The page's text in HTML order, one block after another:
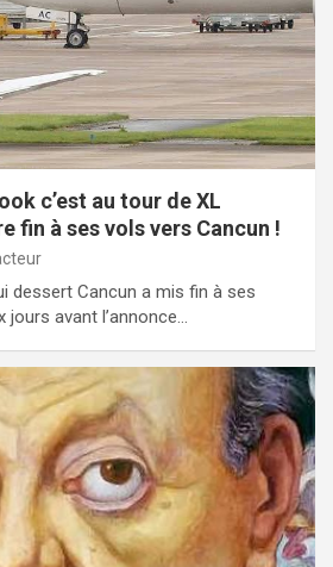
c’est au tour de XL
fin à ses vols vers Cancun !
dessert Cancun a mis fin à ses
jours avant l’annonce…